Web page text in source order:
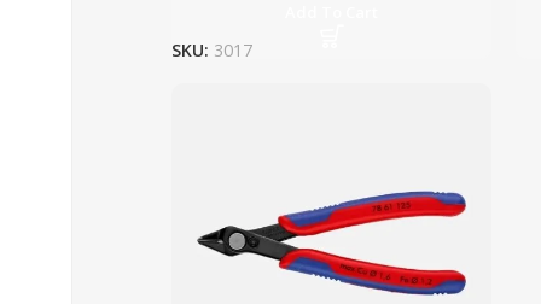
SKU: 3017